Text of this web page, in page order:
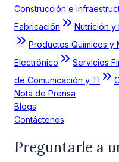
Construcción e
Fabricación
Nutrición y
Productos Químicos y
Electrónico
Servicios
de Comunicación y TI
Nota de Prensa
Blogs
Contáctenos
Preguntarle a